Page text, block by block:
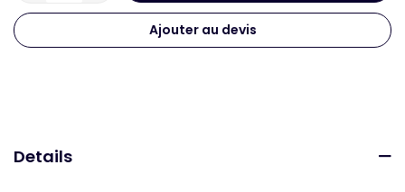
Ajouter au devis
Details